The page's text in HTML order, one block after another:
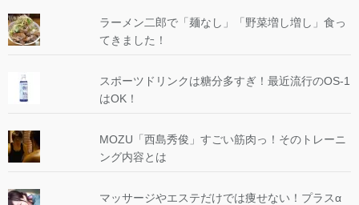
ラーメン二郎で「麺なし」「野菜増し増し」食っ
てきました！
スポーツドリンクは糖分多すぎ！最近流行のOS-1
はOK！
MOZU「西島秀俊」すごい筋肉っ！そのトレーニ
ング内容とは
マッサージやエステだけでは痩せない！プラスα